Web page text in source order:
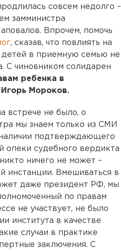
совсем недолго –
замминистра
Впрочем, помочь
, сказав, что повлиять на
детей в приемную семью не
С чиновником солидарен
ребенка в
Мороков.
встрече не было, о
мы знаем только из СМИ
подтверждающего
опеки судебного вердикта
ничего не может –
инстанции. Вмешиваться в
даже президент РФ, мы
по правам
не участвует, не было
института в качестве
случаи в практике
заключения. С